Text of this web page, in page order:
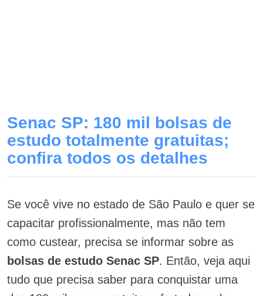
Senac SP: 180 mil bolsas de
estudo totalmente gratuitas;
confira todos os detalhes
Se você vive no estado de São Paulo e quer se
capacitar profissionalmente, mas não tem
como custear, precisa se informar sobre as
bolsas de estudo Senac SP. Então, veja aqui
tudo que precisa saber para conquistar uma